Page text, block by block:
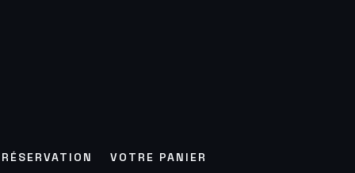
RÉSERVATION VOTRE PANIER